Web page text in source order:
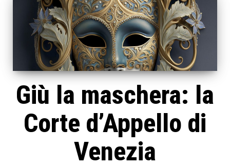
Giù la maschera: la
Corte d’Appello di
Venezia